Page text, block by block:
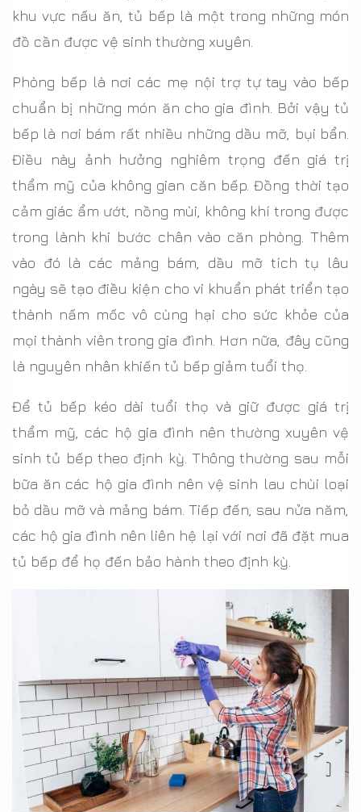
khu vực nấu ăn, tủ bếp là một trong những món
đồ cần được vệ sinh thường xuyên.
Phòng bếp là nơi các mẹ nội trợ tự tay vào bếp
chuẩn bị những món ăn cho gia đình. Bởi vậy tủ
bếp là nơi bám rất nhiều những dầu mỡ, bụi bẩn.
Điều này ảnh hưởng nghiêm trọng đến giá trị
thẩm mỹ của không gian căn bếp. Đồng thời tạo
cảm giác ẩm ướt, nồng mùi, không khí trong được
trong lành khi bước chân vào căn phòng. Thêm
vào đó là các mảng bám, dầu mỡ tích tụ lâu
ngày sẽ tạo điều kiện cho vi khuẩn phát triển tạo
thành nấm mốc vô cùng hại cho sức khỏe của
mọi thành viên trong gia đình. Hơn nữa, đây cũng
là nguyên nhân khiến tủ bếp giảm tuổi thọ.
Để tủ bếp kéo dài tuổi thọ và giữ được giá trị
thẩm mỹ, các hộ gia đình nên thường xuyên vệ
sinh tủ bếp theo định kỳ. Thông thường sau mỗi
bữa ăn các hộ gia đình nên vệ sinh lau chùi loại
bỏ dầu mỡ và mảng bám. Tiếp đến, sau nửa năm,
các hộ gia đình nên liên hệ lại với nơi đã đặt mua
tủ bếp để họ đến bảo hành theo định kỳ.